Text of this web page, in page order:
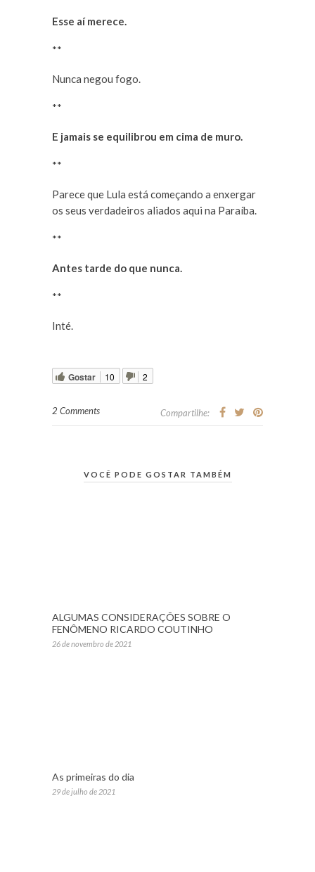
Esse aí merece.
**
Nunca negou fogo.
**
E jamais se equilibrou em cima de muro.
**
Parece que Lula está começando a enxergar
os seus verdadeiros aliados aqui na Paraíba.
**
Antes tarde do que nunca.
**
Inté.
Gostar 10 2
2 Comments Compartilhe:
VOCÊ PODE GOSTAR TAMBÉM
ALGUMAS CONSIDERAÇÕES SOBRE O
FENÔMENO RICARDO COUTINHO
26 de novembro de 2021
As primeiras do dia
29 de julho de 2021